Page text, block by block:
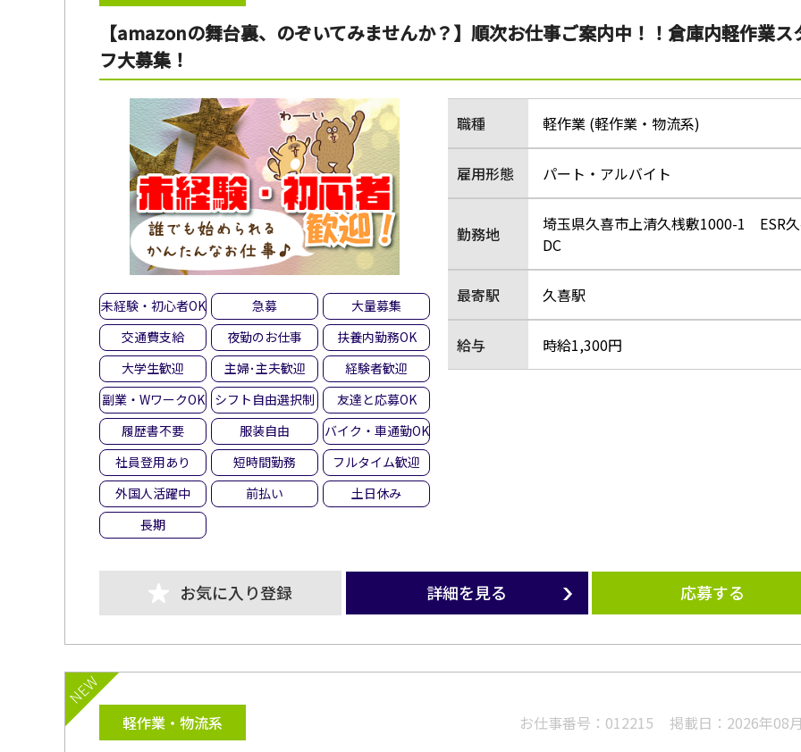
【amazonの舞台裏、のぞいてみませんか？】順次お仕事ご案内中！！倉庫内軽作業ス
フ大募集！
未経験・初心者OK 急募
大量募集
交通費支給
夜勤のお仕事
扶養内勤務OK
大学生歓迎
主婦･主夫歓迎
経験者歓迎
副業・WワークOK
シフト自由選択制
友達と応募OK
履歴書不要
服装自由
バイク・車通勤OK
社員登用あり
短時間勤務
フルタイム歓迎
外国人活躍中
前払い
土日休み
長期
職種 軽作業 (軽作業・物流系)
雇用形態 パート・アルバイト
勤務地
埼玉県久喜市上清久桟敷1000-1 ESR
DC
最寄駅 久喜駅
給与 時給1,300円
お気に入り登録 詳細を見る 応募する
NEW
軽作業・物流系 お仕事番号： 012215 掲載日： 2026年08